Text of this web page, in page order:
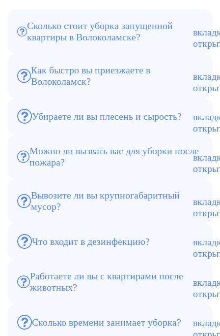
Сколько стоит уборка запущенной
квартиры в Волоколамске?
От 200 ₽/м². Точная стоимость
определяется после бесплатного
Как быстро вы приезжаете в
Волоколамск?
Обычно в течение 3 часов после заявки.
В сложных случаях выезжает усиленная
Убираете ли вы плесень и сырость?
Да. Проводим обработку
антигрибковыми средствами и
Можно ли вызвать вас для уборки после
пожара?
Да. Удаляем копоть, гарь, запахи,
Вывозите ли вы крупногабаритный
мусор?
Да. Утилизируем мебель, коробки,
Что входит в дезинфекцию?
Обработка холодным туманом,
антисептиками, устранение бактерий,
Работаете ли вы с квартирами после
животных?
Да. Химчистим мебель, ковры,
устраняем запахи и следы
Сколько времени занимает уборка?
От 1 до 2 дней, если объект тяжёлый